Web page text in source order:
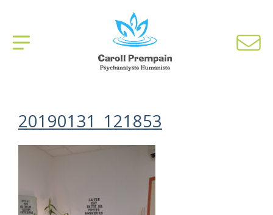
20190131_121853